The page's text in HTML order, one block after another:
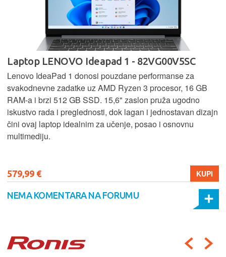
Laptop LENOVO Ideapad 1 - 82VG00V5SC
Lenovo IdeaPad 1 donosi pouzdane performanse za
svakodnevne zadatke uz AMD Ryzen 3 procesor, 16 GB
RAM-a i brzi 512 GB SSD. 15,6" zaslon pruža ugodno
iskustvo rada i preglednosti, dok lagan i jednostavan dizajn
čini ovaj laptop idealnim za učenje, posao i osnovnu
multimediju.
579,99 € KUPI
NEMA KOMENTARA NA FORUMU